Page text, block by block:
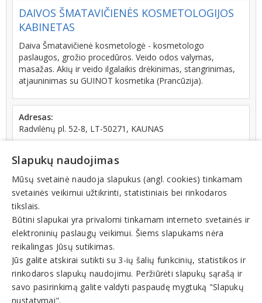
DAIVOS ŠMATAVIČIENĖS KOSMETOLOGIJOS
KABINETAS
Daiva Šmatavičienė kosmetologė - kosmetologo
paslaugos, grožio procedūros. Veido odos valymas,
masažas. Akių ir veido ilgalaikis drėkinimas, stangrinimas,
atjauninimas su GUINOT kosmetika (Prancūzija).
Adresas:
Radvilėnų pl. 52-8, LT-50271, KAUNAS
+370 (688) 10505
Darbo laikas:
atidaryta IV: 08:00 - 17:00
Veiklos sritys
Grožio, kosmetologijos salonai, kirpyklos
Kosmetologijos kabinetai
Slapukų naudojimas
Mūsų svetainė naudoja slapukus (angl. cookies) tinkamam
svetainės veikimui užtikrinti, statistiniais bei rinkodaros
tikslais.
Būtini slapukai yra privalomi tinkamam interneto svetainės ir
elektroninių paslaugų veikimui. Šiems slapukams nėra
reikalingas Jūsų sutikimas.
Jūs galite atskirai sutikti su 3-ių šalių funkcinių, statistikos ir
rinkodaros slapukų naudojimu. Peržiūrėti slapukų sąrašą ir
savo pasirinkimą galite valdyti paspaudę mygtuką "Slapukų
nustatymai".